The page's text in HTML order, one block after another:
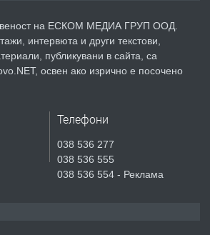
преди 6 дни
Продавам парцел в гр. Хасково кв.
СГЛОБЯВАНЕ НА МЕБЕЛИ.
на ЕСКОМ МЕДИА ГРУП ООД.
интервюта и други текстови,
публикувани в сайта, са
освен ако изрично е посочено
Телефони
038 536 277
038 536 555
038 536 554 - Реклама